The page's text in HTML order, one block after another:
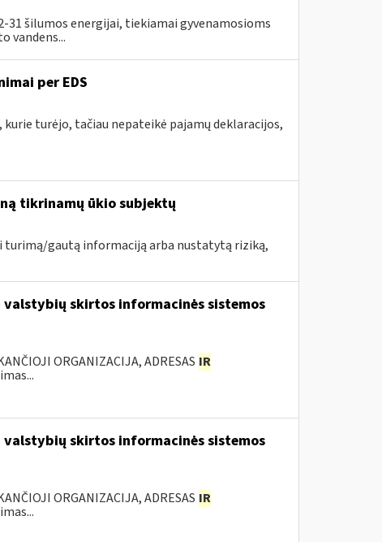
31 šilumos energijai, tiekiamai gyvenamosioms
vandens...
per EDS
turėjo, tačiau nepateikė pajamų deklaracijos,
tikrinamų ūkio subjektų
gautą informaciją arba nustatytą riziką,
skirtos informacinės sistemos
ORGANIZACIJA, ADRESAS IR
skirtos informacinės sistemos
ORGANIZACIJA, ADRESAS IR